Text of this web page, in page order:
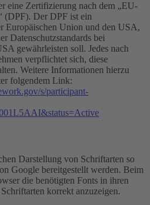
eine Zertifizierung nach dem „EU-
(DPF). Der DPF ist ein
Europäischen Union und den USA,
Datenschutzstandards bei
gewährleisten soll. Jedes nach
verpflichtet sich, diese
Weitere Informationen hierzu
folgendem Link:
s/participant-
Darstellung von Schriftarten so
Google bereitgestellt werden. Beim
die benötigten Fonts in ihren
korrekt anzuzeigen.